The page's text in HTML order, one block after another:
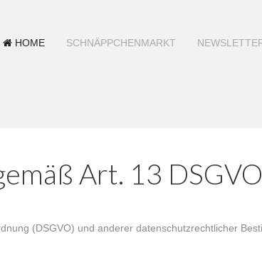
HOME SCHNÄPPCHENMARKT
Art. 13 DSGVO
(DSGVO) und anderer datenschutzrechtlicher